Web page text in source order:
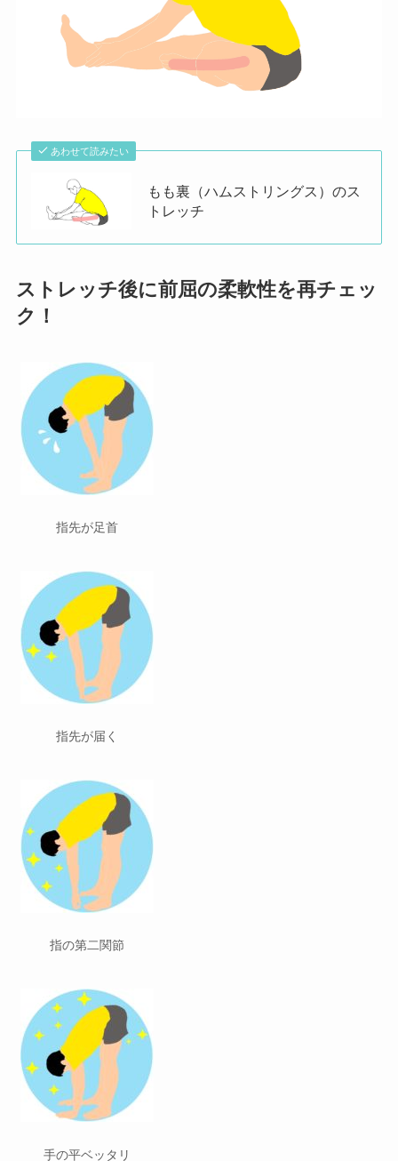
あわせて読みたい
もも裏（ハムストリングス）のス
トレッチ
ストレッチ後に前屈の柔軟性を再チェッ
ク！
指先が足首
指先が届く
指の第二関節
手の平ベッタリ